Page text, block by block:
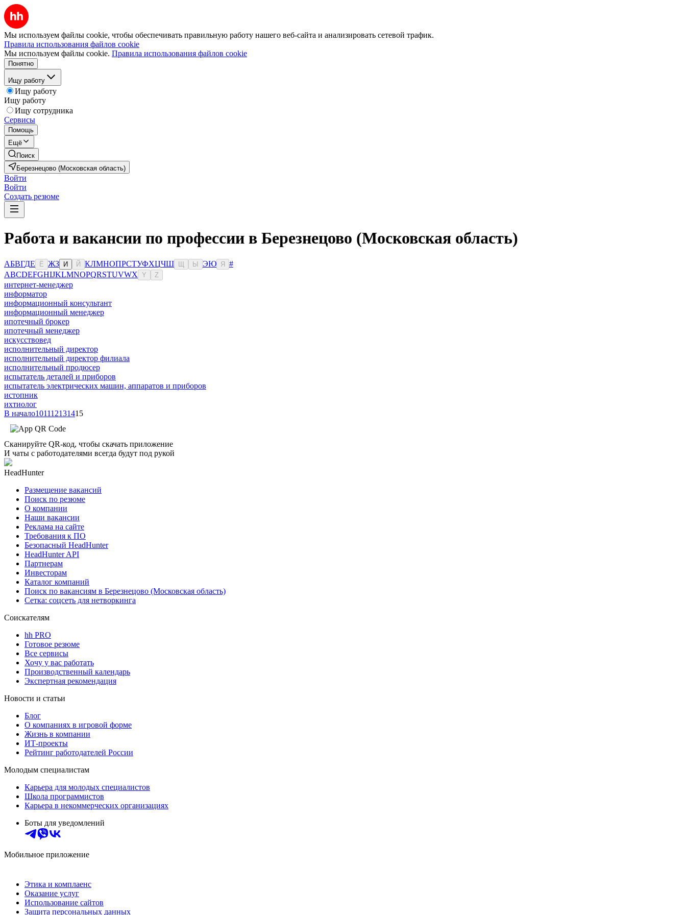
Мы используем файлы cookie, чтобы обеспечивать правильную работу нашего веб-сайта и анализировать сетевой трафик.
Правила использования файлов cookie
Мы используем файлы cookie. Правила использования файлов cookie
Понятно
Ищу работу
Ищу работу
Ищу работу
Ищу сотрудника
Сервисы
Помощь
Ещё
Поиск
Березнецово (Московская область)
Войти
Войти
Создать резюме
Работа и вакансии по профессии в Березнецово (Московская область)
АБВГДЕ Ё ЖЗ И Й КЛМНОПРСТУФХЦЧШ Ы ЭЮ Я
#
ABCDEFGHIJKLMNOPQRSTUVWX Y Z
интернет-менеджер
информатор
информационный консультант
информационный менеджер
ипотечный брокер
ипотечный менеджер
искусствовед
исполнительный директор
исполнительный директор филиала
исполнительный продюсер
испытатель деталей и приборов
испытатель электрических машин, аппаратов и приборов
истопник
ихтиолог
В начало101112131415
Сканируйте QR-код, чтобы скачать приложение
И чаты с работодателями всегда будут под рукой
HeadHunter
Размещение вакансий
Поиск по резюме
О компании
Наши вакансии
Реклама на сайте
Требования к ПО
Безопасный HeadHunter
HeadHunter API
Партнерам
Инвесторам
Каталог компаний
Поиск по вакансиям в Березнецово (Московская область)
Сетка: соцсеть для нетворкинга
Соискателям
hh PRO
Готовое резюме
Все сервисы
Хочу у вас работать
Производственный календарь
Экспертная рекомендация
Новости и статьи
Блог
О компаниях в игровой форме
Жизнь в компании
ИТ-проекты
Рейтинг работодателей России
Молодым специалистам
Карьера для молодых специалистов
Школа программистов
Карьера в некоммерческих организациях
Боты для уведомлений
Мобильное приложение
Этика и комплаенс
Оказание услуг
Использование сайтов
Защита персональных данных